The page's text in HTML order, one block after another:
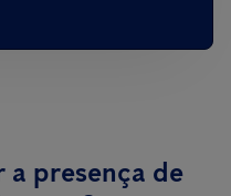
a presença de